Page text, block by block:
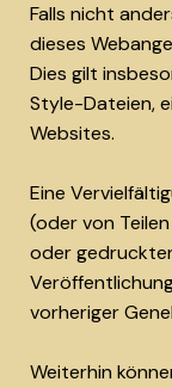
Falls nicht
dieses
Dies gilt
Style-Dateien,
Websites.
Eine
(oder von
oder
vorheriger
Weiterhin